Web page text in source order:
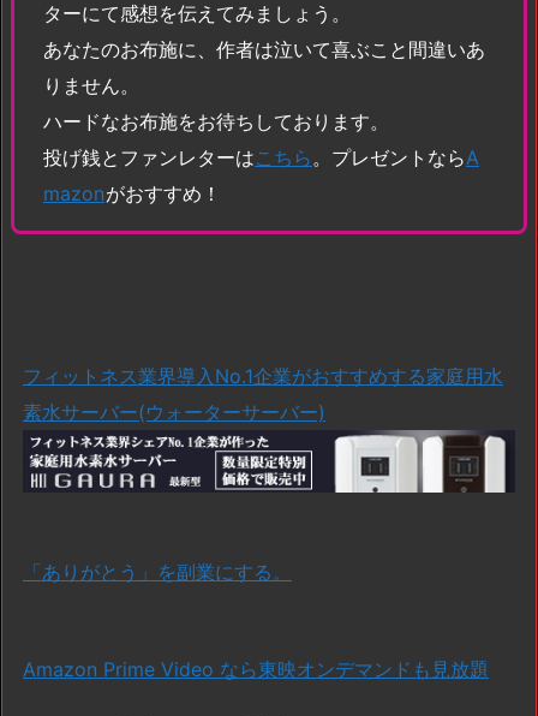
ターにて感想を伝えてみましょう。
あなたのお布施に、作者は泣いて喜ぶこと間違いあ
りません。
ハードなお布施をお待ちしております。
投げ銭とファンレターはこちら。プレゼントならA
mazonがおすすめ！
フィットネス業界導入No.1企業がおすすめする家庭用水
素水サーバー(ウォーターサーバー)
「ありがとう」を副業にする。
Amazon Prime Video なら東映オンデマンドも見放題